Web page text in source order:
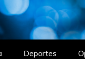
Deportes